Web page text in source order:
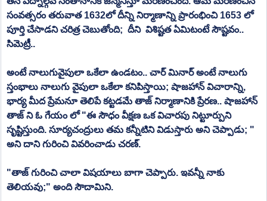
సంవత్సరం తరువాత 1632లో దీన్ని నిర్మాణాన్ని ప్రారంభించి 1653 లో
పూర్తి చేసాడని చరిత్ర చెబుతోంది;  దీని  విశిష్టత ఏమిటంటే సౌష్టవం..
సిమెట్రీ..
అంటే నాలుగువైపులా ఒకేలా ఉండటం.. చార్ మినార్ అంటే నాలుగు
స్తంభాలు నాలుగు వైపులా ఒకేలా కనిపిస్తాయి; షాజహాన్ విచారాన్ని,
భార్య మీద ప్రేమనూ తెలిపే కట్టడమే తాజ్ నిర్మాణానికి ప్రేరణ.. షాజహాన్
తాజ్ ని ఓ గేయం లో "ఈ సౌధం వీక్షణ ఒక విచారపు నిట్టూర్పుని
సృష్టిస్తుంది. సూర్యచంద్రులు తమ కన్నీటిని విడుస్తారు అని చెప్పాడు; "
అని దాని గురించి వివరించాడు చరణ్.
"తాజ్ గురించి చాలా విషయాలు బాగా చెప్పారు. ఇవన్నీ నాకు
తెలియవు;" అంది సౌదామిని.